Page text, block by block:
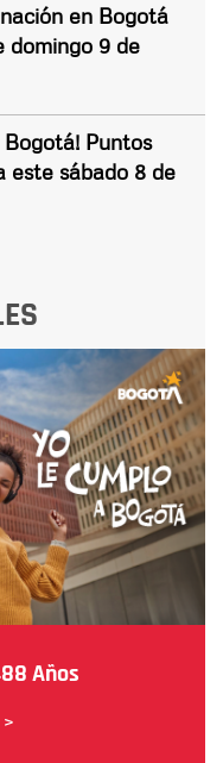
en Bogotá
domingo 9 de
Bogotá! Puntos
este sábado 8 de
Años